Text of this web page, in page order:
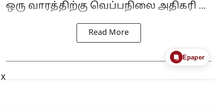
ஒரு வாரத்திற்கு வெப்பநிலை அதிகரி ...
Read More
Epaper
X